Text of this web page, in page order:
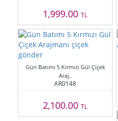
1,999.00TL
Gün Batımı 5 Kırmızı Gül Çiçek
Araj..
AR0148
2,100.00TL